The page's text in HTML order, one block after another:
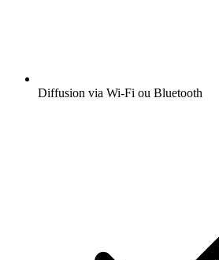
Diffusion via Wi-Fi ou Bluetooth